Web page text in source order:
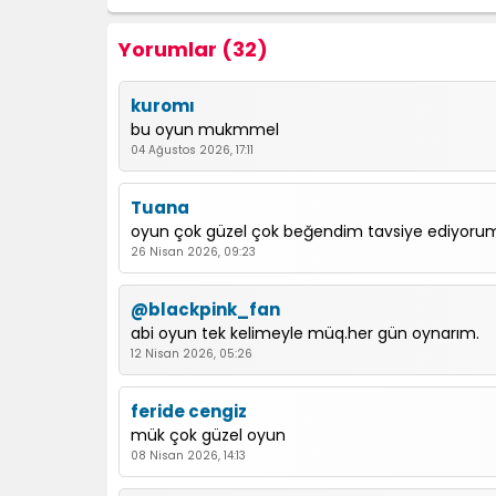
Yorumlar (32)
kuromı
bu oyun mukmmel
04 Ağustos 2026, 17:11
Tuana
oyun çok güzel çok beğendim tavsiye
26 Nisan 2026, 09:23
@blackpink_fan
abi oyun tek kelimeyle müq.her gün oynarım.
12 Nisan 2026, 05:26
feride cengiz
mük çok güzel oyun
08 Nisan 2026, 14:13